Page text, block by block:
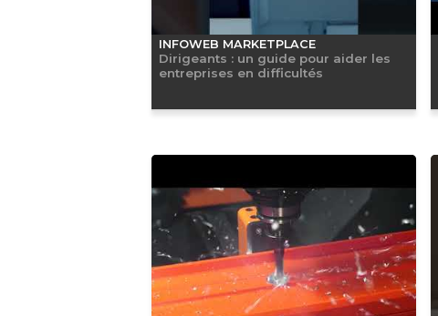
INFOWEB MARKETPLACE
Dirigeants : un guide pour aider les
entreprises en difficultés